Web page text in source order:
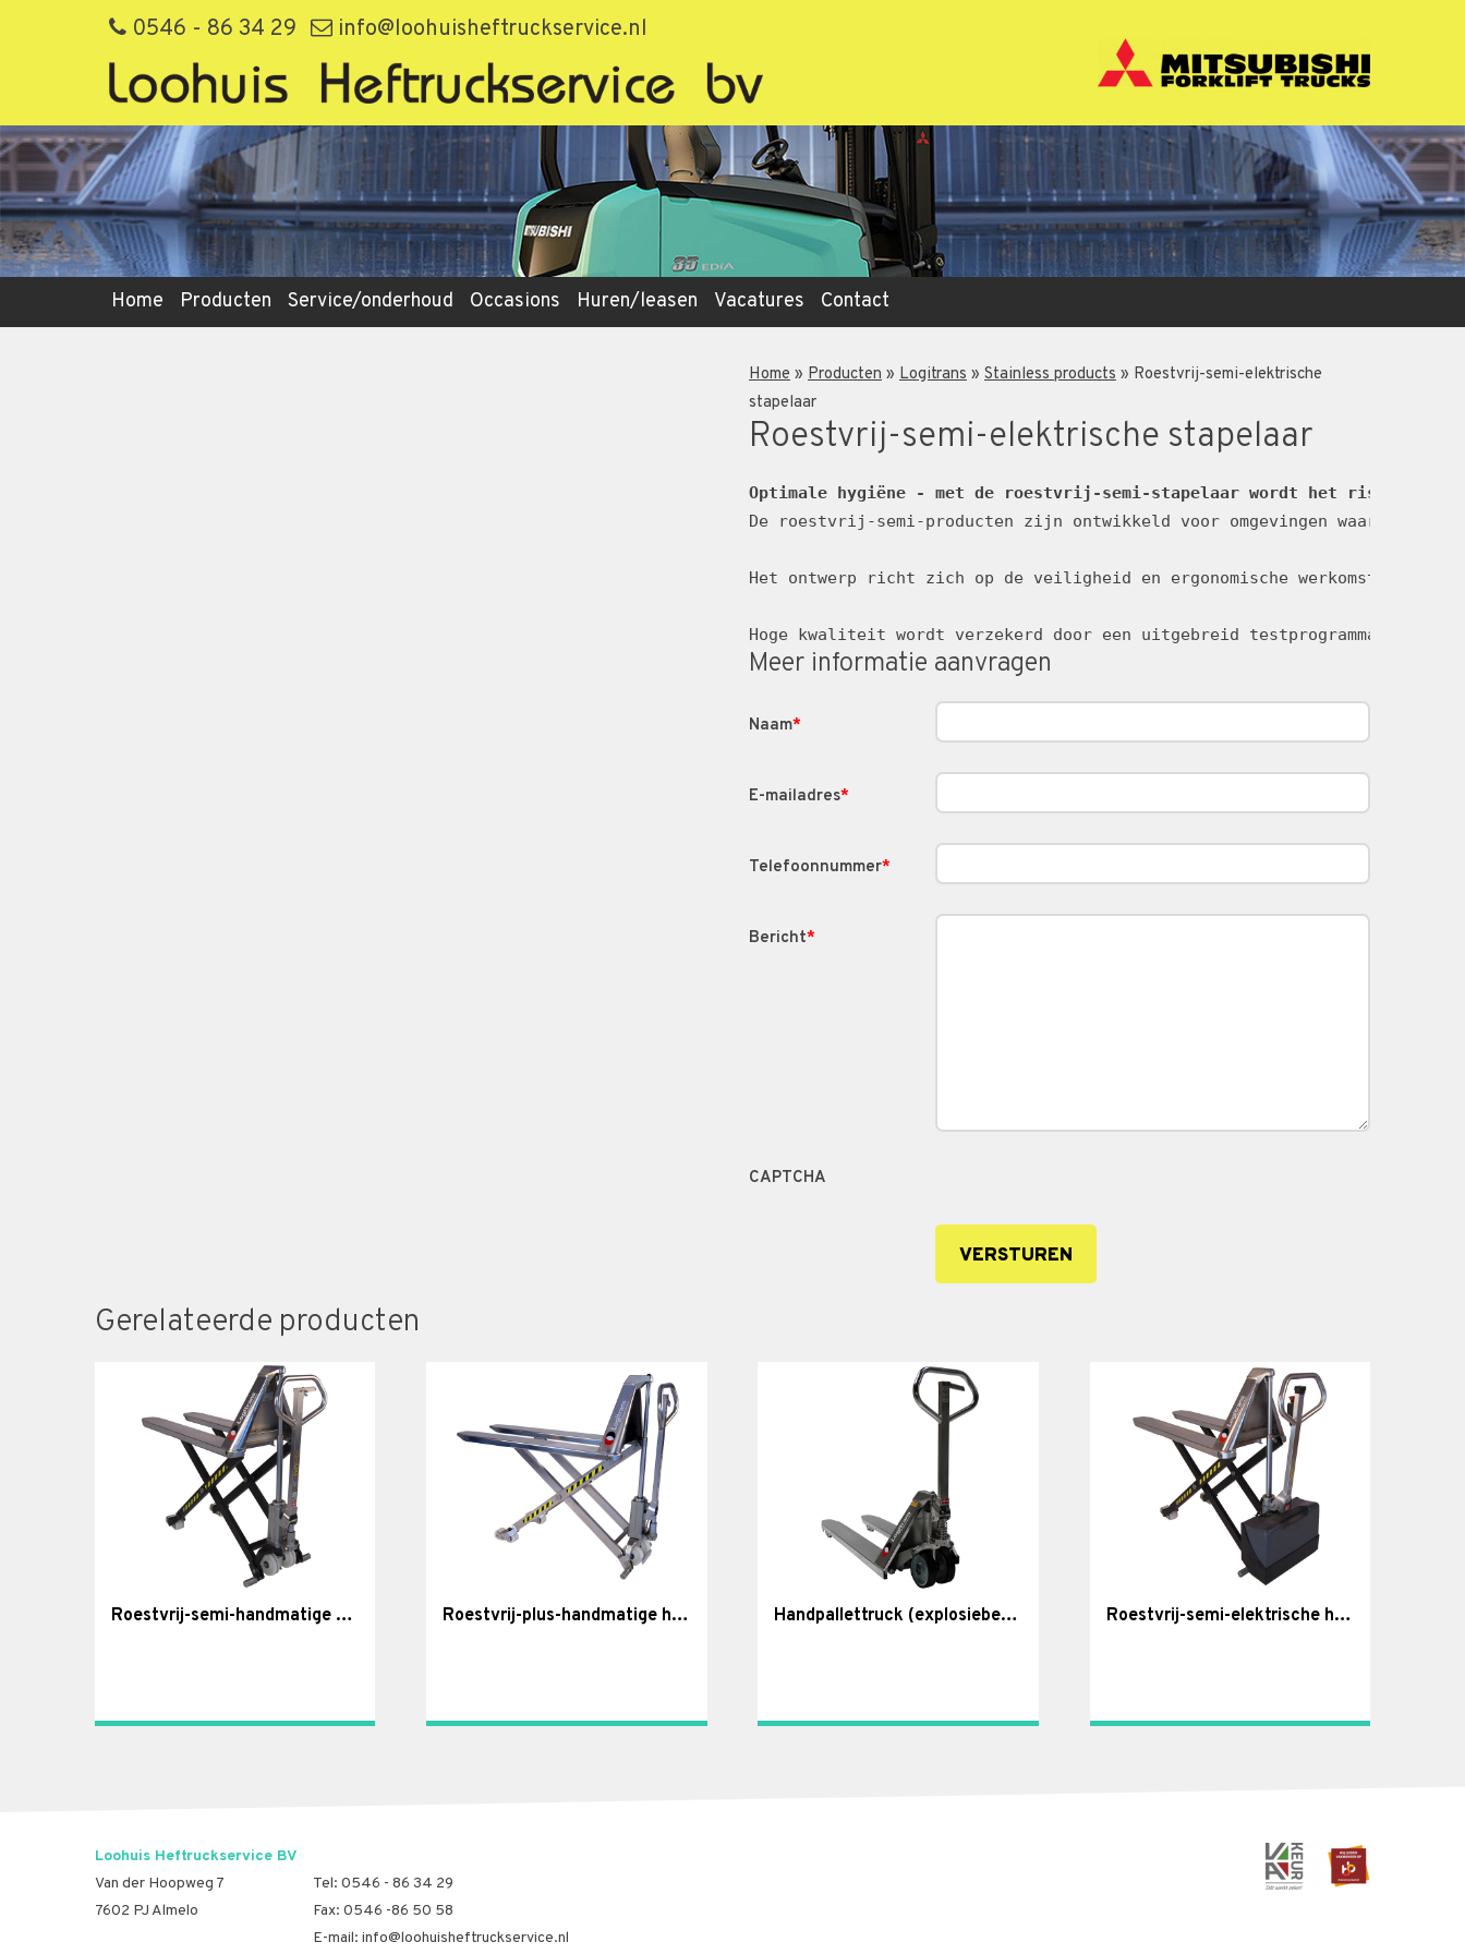
0546 - 86 34 29 info@loohuisheftruckservice.nl
Home Producten Service/onderhoud Occasions Huren/leasen Vacatures Contact
Home » Producten » Logitrans » Stainless products » Roestvrij-semi-elektrische
stapelaar
Roestvrij-semi-elektrische stapelaar
Optimale hygiëne - met de roestvrij-semi-stapelaar wordt het risico op
De roestvrij-semi-producten zijn ontwikkeld voor omgevingen waar
Het ontwerp richt zich op de veiligheid en ergonomische
Hoge kwaliteit wordt verzekerd door een uitgebreid testprogramma en in
Meer informatie aanvragen
Naam*
E-mailadres*
Telefoonnummer*
Bericht*
CAPTCHA
VERSTUREN
Gerelateerde producten
Roestvrij-semi-handmatige highlifter Roestvrij-plus-handmatige highlifter Handpallettruck (explosiebestendig) Roestvrij-semi-elektrische highlifter
Loohuis Heftruckservice BV
Van der Hoopweg 7
7602 PJ Almelo
Tel: 0546 - 86 34 29
Fax: 0546 -86 50 58
E-mail: info@loohuisheftruckservice.nl